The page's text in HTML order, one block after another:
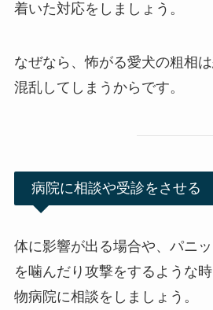
着いた対応をしましょう。
なぜなら、怖がる愛犬の粗相は
混乱してしまうからです。
病院に相談や受診をさせる
体に影響が出る場合や、パニ
を噛んだり攻撃をするような
物病院に相談をしましょう。